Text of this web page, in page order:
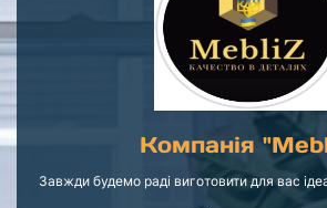
Компанія
Завжди будемо раді виготовити для вас